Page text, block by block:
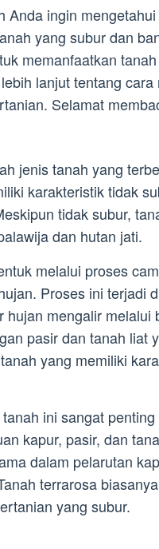
Anda ingin
yang subur dan
memanfaatkan
lanjut tentang
Selamat
jenis tanah yang
karakteristik tidak
tidak subur,
dan hutan jati.
melalui proses
Proses ini terjadi
hujan mengalir
pasir dan tanah liat
yang memiliki
ini sangat
kapur, pasir, dan
dalam pelarutan
terrarosa
yang subur.